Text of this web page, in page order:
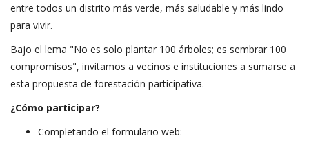
entre todos un distrito más verde, más saludable y más lindo
para vivir.
Bajo el lema "No es solo plantar 100 árboles; es sembrar 100
compromisos", invitamos a vecinos e instituciones a sumarse a
esta propuesta de forestación participativa.
¿Cómo participar?
Completando el formulario web: